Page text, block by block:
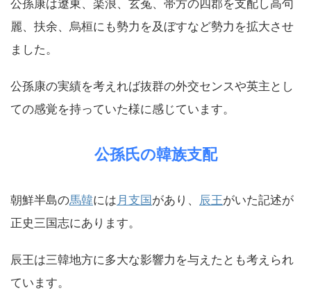
公孫康は遼東、楽浪、玄菟、帯方の四郡を支配し高句
麗、扶余、烏桓にも勢力を及ぼすなど勢力を拡大させ
ました。
公孫康の実績を考えれば抜群の外交センスや英主とし
ての感覚を持っていた様に感じています。
公孫氏の韓族支配
朝鮮半島の馬韓には 月支国 があり、 辰王がいた記述が
正史三国志にあります。
辰王は三韓地方に多大な影響力を与えたとも考えられ
ています。